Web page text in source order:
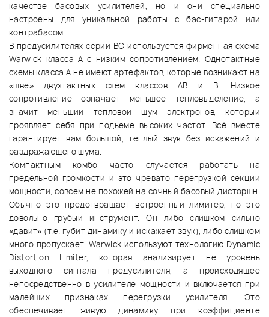
качестве басовых усилителей, но и они специально
настроены для уникальной работы с бас-гитарой или
контрабасом.
В предусилителях серии BC используется фирменная схема
Warwick класса А с низким сопротивлением. Однотактные
схемы класса А не имеют артефактов, которые возникают на
«шве» двухтактных схем классов АB и В. Низкое
сопротивление означает меньшее тепловыделение, а
значит меньший тепловой шум электронов, который
проявляет себя при подъеме высоких частот. Всё вместе
гарантирует вам большой, теплый звук без искажений и
раздражающего шума.
Компактным комбо часто случается работать на
предельной громкости и это чревато перегрузкой секции
мощности, совсем не похожей на сочный басовый дисторшн.
Обычно это предотвращает встроенный лимитер, но это
довольно грубый инструмент. Он либо слишком сильно
«давит» (т.е. губит динамику и искажает звук), либо слишком
много пропускает. Warwick используют технологию Dynamic
Distortion Limiter, которая анализирует не уровень
выходного сигнала предусилителя, а происходящее
непосредственно в усилителе мощности и включается при
малейших признаках перегрузки усилителя. Это
обеспечивает живую динамику при коэффициенте